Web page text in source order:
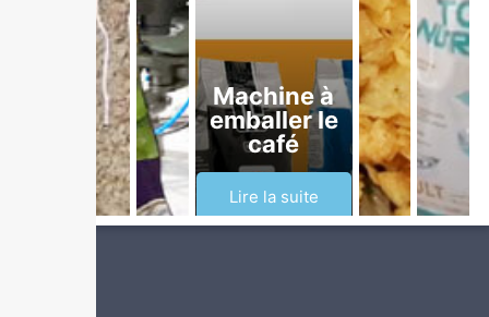
Machine à
emballer le
café
Lire la suite